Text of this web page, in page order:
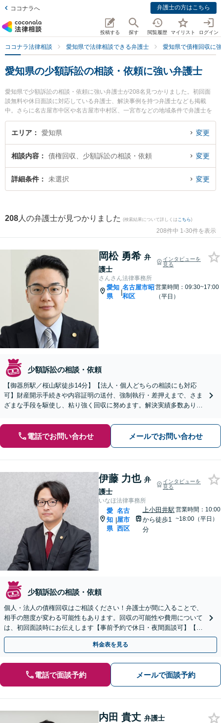
ココナラへ 弁護士の方はこちら
投稿する 探す 閲覧履歴 マイリスト ログイン
ココナラ法律相談 愛知県で法律相談できる弁護士 愛知県で債権回収に
愛知県の少額訴訟の相談・依頼に強い弁護士
愛知県で少額訴訟の相談・依頼に強い弁護士が208名見つかりました。初回面
談無料や休日面談に対応している弁護士、解決事例を持つ弁護士なども掲載
中。さらに名古屋市中区や名古屋市中村区、一宮市などの地域条件で弁護士を
絞り込めます。債権回収に関係する売掛金回収や債権回収代行、債権の時効中
断等の細かな分野での絞り込み検索もでき便利です。特にさんさん法律事務所
ます。『愛知県で土日や夜間に発生した少額訴訟の相談・依頼のトラブルを今
すぐに弁護士に相談したい』『少額訴訟の相談・依頼のトラブル解決の実績豊
富な近くの弁護士を検索したい』『初回相談無料で少額訴訟の相談・依頼を法
エリア 愛知県 変更
相談内容 債権回収、少額訴訟の相談・依頼 変更
詳細条件 未選択 変更
208 人の弁護士が見つかりました (検索結果について詳しくは こちら)
208件中 1-30件を表示
岡松 勇希 弁
護士
インタビューを
見る
さんさん法律事務所
愛知
県
|
名古屋市昭
和区
営業時間：09:30~17:00
（平日）
少額訴訟の相談・依頼
【御器所駅／桜山駅徒歩14分】【法人・個人どちらの相談にも対応
可】財産開示手続きや内容証明の送付、強制執行・差押えまで、さま
ざまな手段を駆使し、粘り強く回収に努めます。解決実績多数あり。
電話でお問い合わせ メールでお問い合わせ
伊藤 力也 弁
護士
インタビューを
見る
いなほ法律事務所
愛
知
県
|
名古
屋市
西区
上小田井駅
から徒歩1
分
営業時間：10:00
~18:00（平日）
少額訴訟の相談・依頼
個人・法人の債権回収はご相談ください！弁護士が間に入ることで、
相手の態度が変わる可能性もあります。回収の可能性や費用について
は、初回面談時にお伝えします【事前予約で休日・夜間面談可】【上
小田井駅1分】
料金表を見る
電話で面談予約 メールで面談予約
内田 貴丈 弁護士